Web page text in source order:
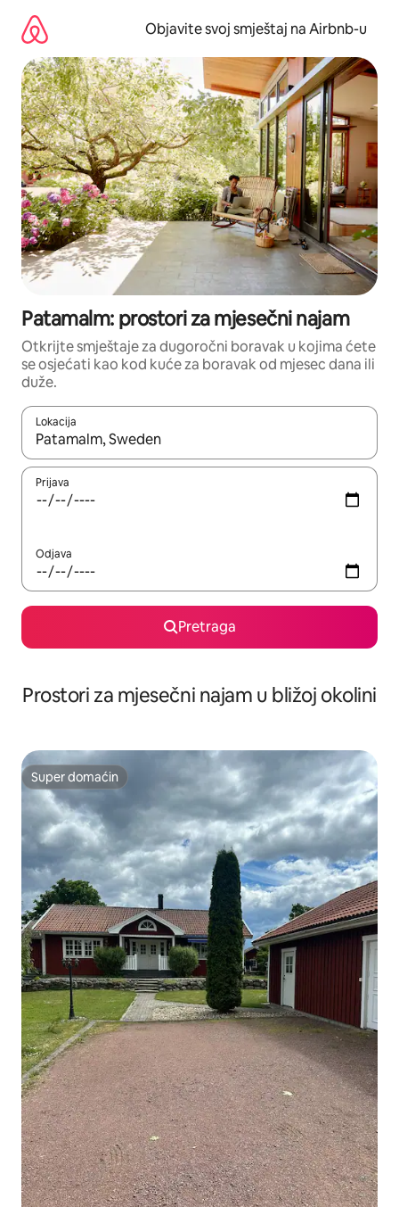
sadržaj
Objavite svoj smještaj na Airbnb-u
Patamalm: prostori za mjesečni najam
Otkrijte smještaje za dugoročni boravak u kojima ćete
se osjećati kao kod kuće za boravak od mjesec dana ili
duže.
Lokacija
Kad su rezultati dostupni, možete da se krećete kroz njih
Prijava
Odjava
Pretraga
Prostori za mjesečni najam u bližoj okolini
Super domaćin
Super domaćin